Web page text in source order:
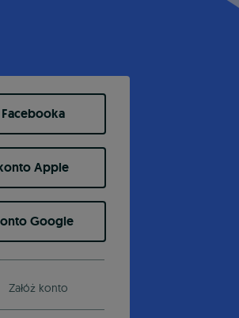
Apple
Google
Załóż konto